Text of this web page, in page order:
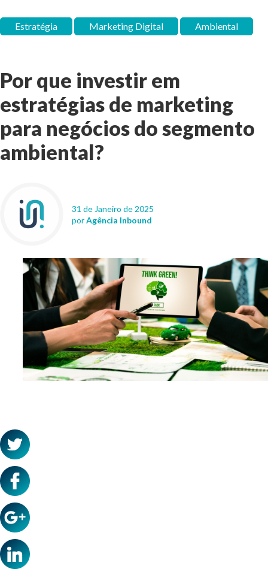
Estratégia Marketing Digital Ambiental
Por que investir em
estratégias de marketing
para negócios do segmento
ambiental?
31 de Janeiro de 2025
porAgência Inbound